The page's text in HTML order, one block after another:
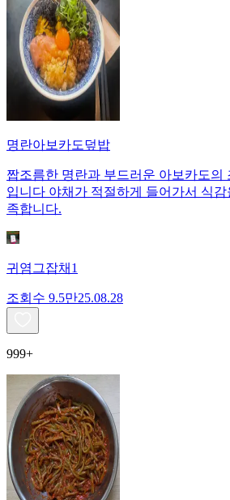
명란아보카도덮밥
짭조름한 명란과 부드러운 아보카도의
입니다 야채가 적절하게 들어가서 식
족합니다.
귀염그잡채1
조회수 9.5만25.08.28
999+